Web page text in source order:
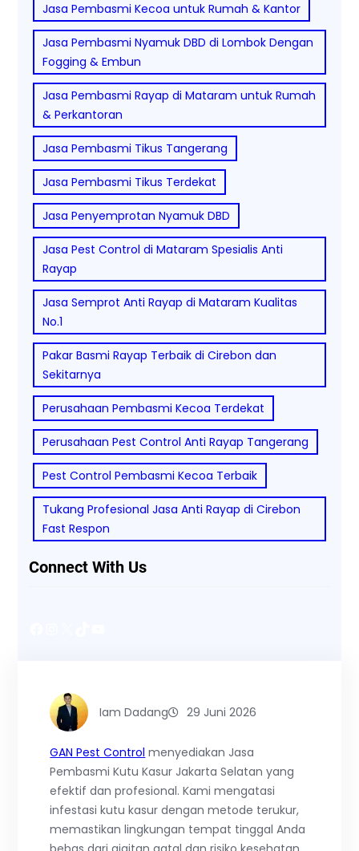
Jasa Pembasmi Kecoa untuk Rumah & Kantor
Jasa Pembasmi Nyamuk DBD di Lombok Dengan
Fogging & Embun
Jasa Pembasmi Rayap di Mataram untuk Rumah
& Perkantoran
Jasa Pembasmi Tikus Tangerang
Jasa Pembasmi Tikus Terdekat
Jasa Penyemprotan Nyamuk DBD
Jasa Pest Control di Mataram Spesialis Anti
Rayap
Jasa Semprot Anti Rayap di Mataram Kualitas
No.1
Pakar Basmi Rayap Terbaik di Cirebon dan
Sekitarnya
Perusahaan Pembasmi Kecoa Terdekat
Perusahaan Pest Control Anti Rayap Tangerang
Pest Control Pembasmi Kecoa Terbaik
Tukang Profesional Jasa Anti Rayap di Cirebon
Fast Respon
Connect With Us
Iam Dadang 29 Juni 2026
GAN Pest Control menyediakan Jasa
Pembasmi Kutu Kasur Jakarta Selatan yang
efektif dan profesional. Kami mengatasi
infestasi kutu kasur dengan metode terukur,
memastikan lingkungan tempat tinggal Anda